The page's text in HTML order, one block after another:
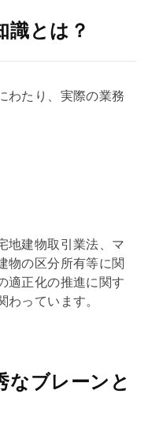
識とは？
わたり、実際の業務
地建物取引業法、マ
物の区分所有等に関
適正化の推進に関す
わっています。
なブレーンと